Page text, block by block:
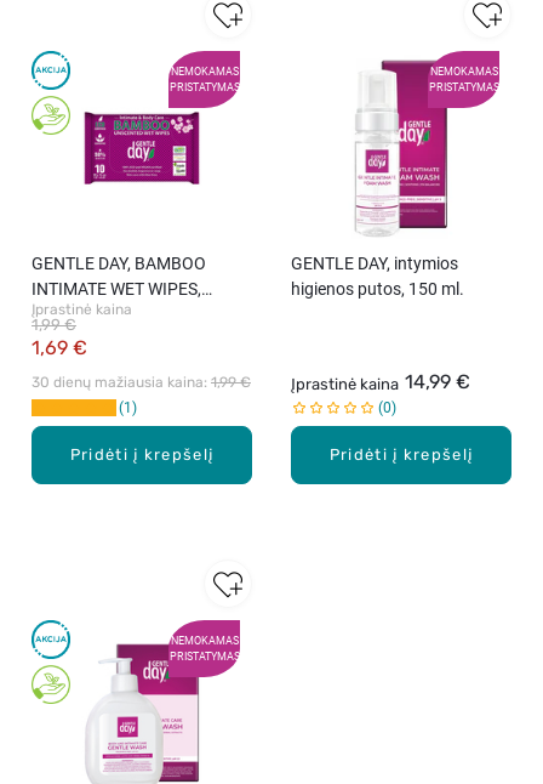
NEMOKAMAS
PRISTATYMAS
Pridėti į krepšelį
GENTLE DAY, BAMBOO
INTIMATE WET WIPES,
drėgnos servetėlės intymiai
higienai, 10 vnt.
Įprastinė kaina
1,69 €
1,99 €
30 dienų mažiausia kaina: 1,99 €
1
NEMOKAMAS
PRISTATYMAS
Pridėti į krepšelį
GENTLE DAY, intymios
higienos putos, 150 ml.
Įprastinė kaina 14,99 €
0
NEMOKAMAS
PRISTATYMAS